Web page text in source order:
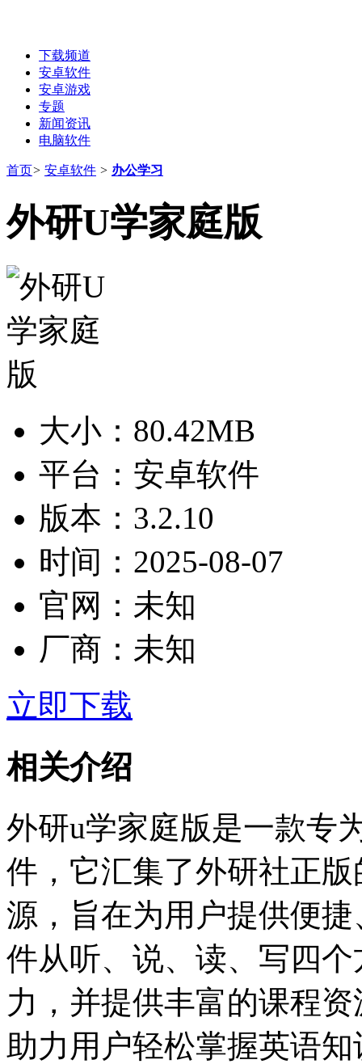
下载频道
安卓软件
安卓游戏
专题
新闻资讯
电脑软件
首页> 安卓软件 > 办公学习
外研U学家庭版
大小： 80.42MB
平台： 安卓软件
版本： 3.2.10
时间： 2025-08-07
官网： 未知
厂商： 未知
立即下载
相关介绍
外研u学家庭版是一款专
件，它汇集了外研社正
源，旨在为用户提供便
件从听、说、读、写四
力，并提供丰富的课程资
助力用户轻松掌握英语知